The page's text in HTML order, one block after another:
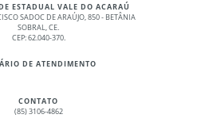
ESTADUAL VALE DO ACARAÚ
SADOC DE ARAÚJO, 850 - BETÂNIA
SOBRAL, CE.
CEP: 62.040-370.
DE ATENDIMENTO
CONTATO
(85) 3106-4862